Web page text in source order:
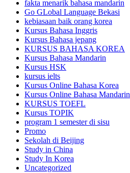
fakta menarik bahasa mandarin
Go GLobal Language Bekasi
kebiasaan baik orang korea
Kursus Bahasa Inggris
Kursus Bahasa jepang
KURSUS BAHASA KOREA
Kursus Bahasa Mandarin
Kursus HSK
kursus ielts
Kursus Online Bahasa Korea
Kursus Online Bahasa Mandarin
KURSUS TOEFL
Kursus TOPIK
program 1 semester di sisu
Promo
Sekolah di Beijing
Study in China
Study In Korea
Uncategorized